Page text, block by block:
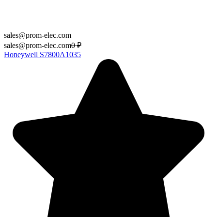
sales@prom-elec.com
sales@prom-elec.com0 ₽
Honeywell S7800A1035